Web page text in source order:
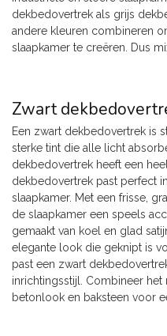
dekbedovertrek als grijs
andere kleuren combineren
slaapkamer te creëren. Dus
Zwart
Een zwart dekbedovertrek is
sterke tint die alle licht
dekbedovertrek heeft een
dekbedovertrek past perfect
slaapkamer. Met een frisse,
de slaapkamer een speels
gemaakt van koel en glad
elegante look die geknipt is
past een zwart
inrichtingsstijl. Combineer het
betonlook en baksteen voor